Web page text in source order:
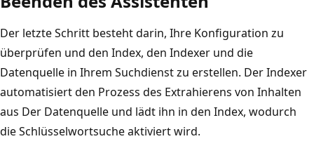
Der letzte Schritt besteht darin, Ihre Konfiguration zu
überprüfen und den Index, den Indexer und die
Datenquelle in Ihrem Suchdienst zu erstellen. Der Indexer
automatisiert den Prozess des Extrahierens von Inhalten
aus Der Datenquelle und lädt ihn in den Index, wodurch
die Schlüsselwortsuche aktiviert wird.